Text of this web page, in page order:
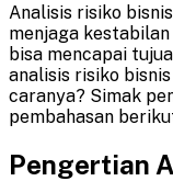
Analisis risiko
menjaga
bisa mencapai
analisis risiko
caranya? Simak
pembahasan
Pengertian